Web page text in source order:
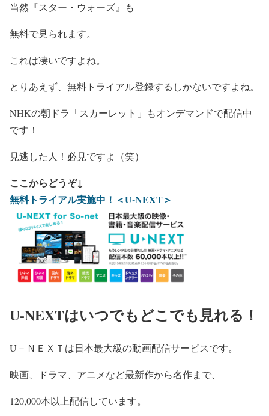
当然『スター・ウォーズ』も
無料で見られます。
これは凄いですよね。
とりあえず、無料トライアル登録するしかないですよね。
NHKの朝ドラ「スカーレット」もオンデマンドで配信中
です！
見逃した人！必見ですよ（笑）
ここからどうぞ↓
無料トライアル実施中！＜U-NEXT＞
U-NEXTはいつでもどこでも見れる！
U－ＮＥＸＴは日本最大級の動画配信サービスです。
映画、ドラマ、アニメなど最新作から名作まで、
120,000本以上配信しています。